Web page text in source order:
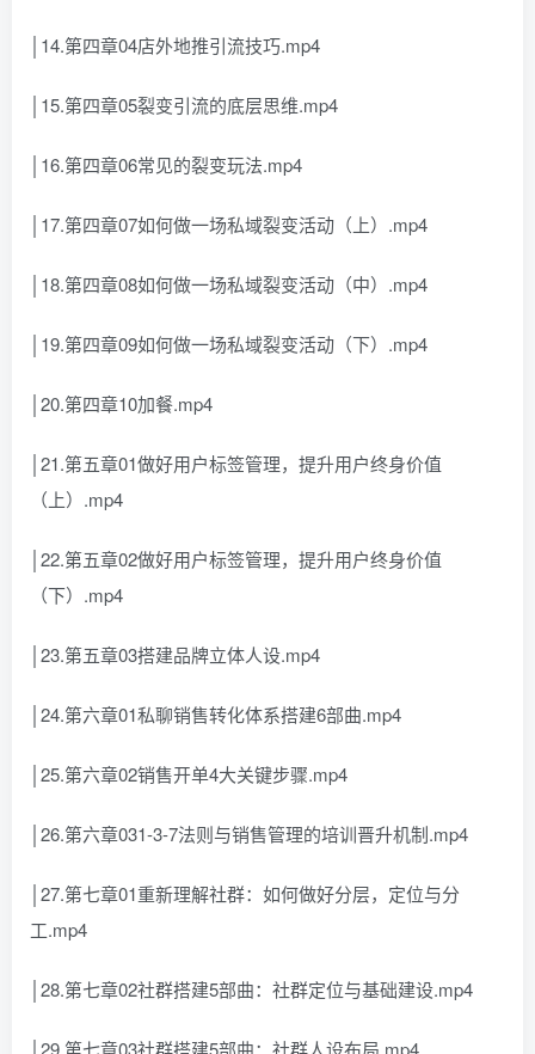
│14.第四章04店外地推引流技巧.mp4
│15.第四章05裂变引流的底层思维.mp4
│16.第四章06常见的裂变玩法.mp4
│17.第四章07如何做一场私域裂变活动（上）.mp4
│18.第四章08如何做一场私域裂变活动（中）.mp4
│19.第四章09如何做一场私域裂变活动（下）.mp4
│20.第四章10加餐.mp4
│21.第五章01做好用户标签管理，提升用户终身价值
（上）.mp4
│22.第五章02做好用户标签管理，提升用户终身价值
（下）.mp4
│23.第五章03搭建品牌立体人设.mp4
│24.第六章01私聊销售转化体系搭建6部曲.mp4
│25.第六章02销售开单4大关键步骤.mp4
│26.第六章031-3-7法则与销售管理的培训晋升机制.mp4
│27.第七章01重新理解社群：如何做好分层，定位与分
工.mp4
│28.第七章02社群搭建5部曲：社群定位与基础建设.mp4
│29.第七章03社群搭建5部曲：社群人设布局.mp4